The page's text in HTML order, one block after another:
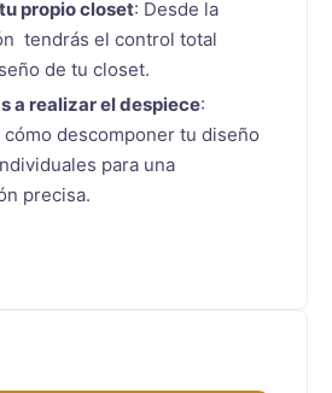
propio closet: Desde la
tendrás el control total
de tu closet.
a realizar el despiece:
cómo descomponer tu diseño
para una
precisa.